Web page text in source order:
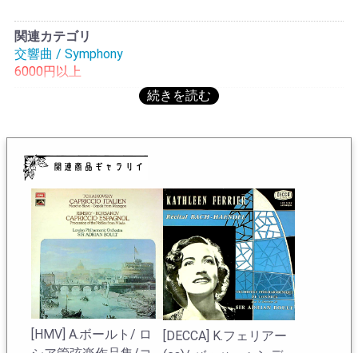
より新たになったNIXAの後継レーベルである。一時は
PYE-NIXAだった時期もある。英国では当初1曲入り10"が
バラでモノラルのみ発売されたボールトのシューマン:交
響曲全集だったが、PYEレーベルになって1/2番と3/4番
のカップリングで12"×2枚になり、モノラル/ステレオで
りイメージが湧かない方が多いと思われるが、実際ボー
ルトは、若き日にライプツィヒ留学を果たし、アルトゥ
ール・ニキッシュ師事したこともあり、誰よりもドイツ
音楽に造詣の深い英国人指揮者である。聴けば納得する
はず、ドイツ人でさえこうはいかない、堅牢な造形を持
ち古典音楽の正統的な解釈者としての演奏である。これ
らは4日間でシューマンの交響曲を4曲全て仕上げ、その
前後に英国の交響曲の大作を2曲(エルガーの交響曲2番と
ウォルトンの交響曲1番)、エルガーの「ファルスタッ
フ」と「コケイン」序曲、ブリテンの「四つの海の間奏
曲」「青少年のための管弦楽入門」「マティネ・ミュジ
関連カテゴリ
交響曲 / Symphony
6000円以上
[HMV] A.ボールト/ ロ
[DECCA] K.フェリアー